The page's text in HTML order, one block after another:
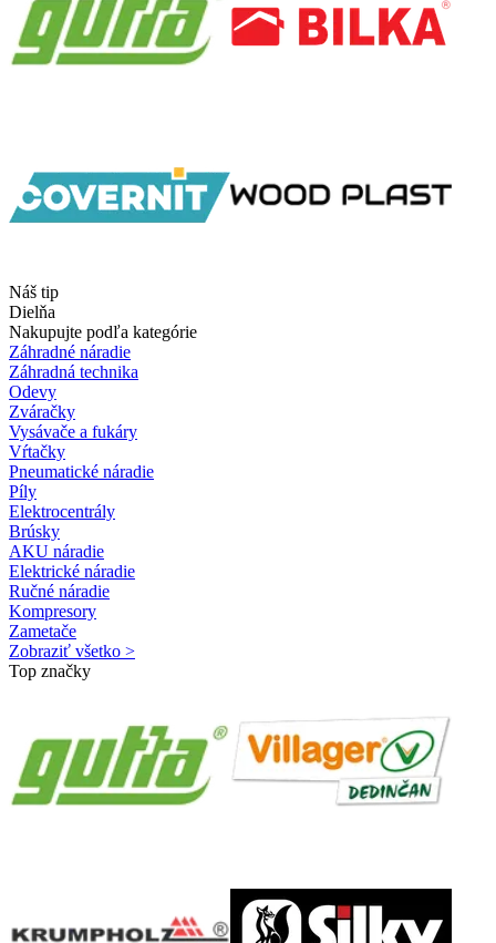
Náš tip
Dielňa
Nakupujte podľa kategórie
Záhradné náradie
Záhradná technika
Odevy
Zváračky
Vysávače a fukáry
Vŕtačky
Pneumatické náradie
Píly
Elektrocentrály
Brúsky
AKU náradie
Elektrické náradie
Ručné náradie
Kompresory
Zametače
Zobraziť všetko >
Top značky